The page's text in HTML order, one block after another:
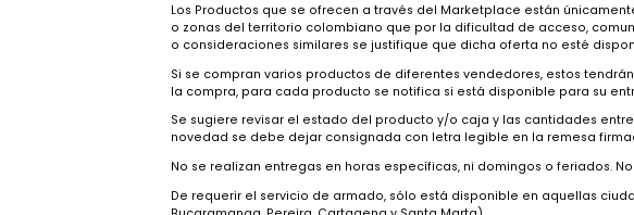
•TUGÓ queda facultado para cancelar los pedidos por falta
como errores en los precios, en el procesamiento de pagos,
Salvo que existan circunstancias derivadas de la
cada producto son diferentes y varían de acuerdo con la
lo ingrese al carrito de compras.
Los Productos que se ofrecen a través del Marketplace
o consideraciones similares se justifique que dicha oferta no